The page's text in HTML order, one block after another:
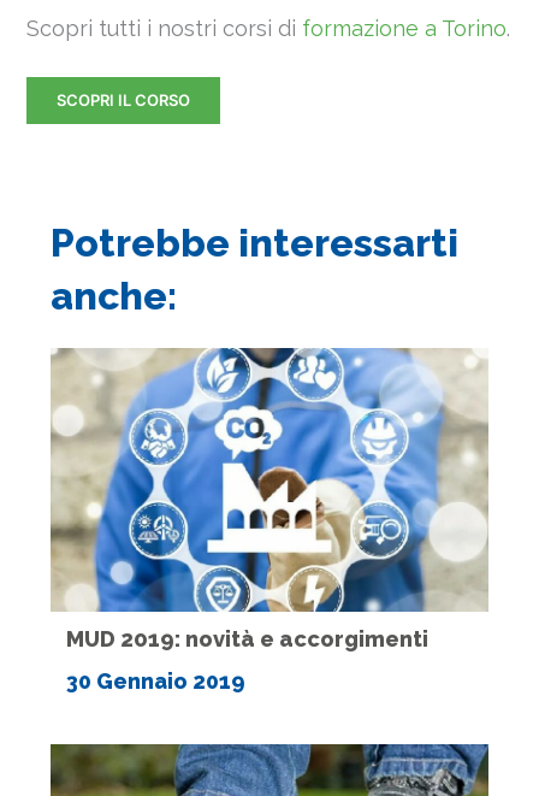
Scopri tutti i nostri corsi di formazione a Torino.
SCOPRI IL CORSO
Potrebbe interessarti
anche:
MUD 2019: novità e accorgimenti
30 Gennaio 2019